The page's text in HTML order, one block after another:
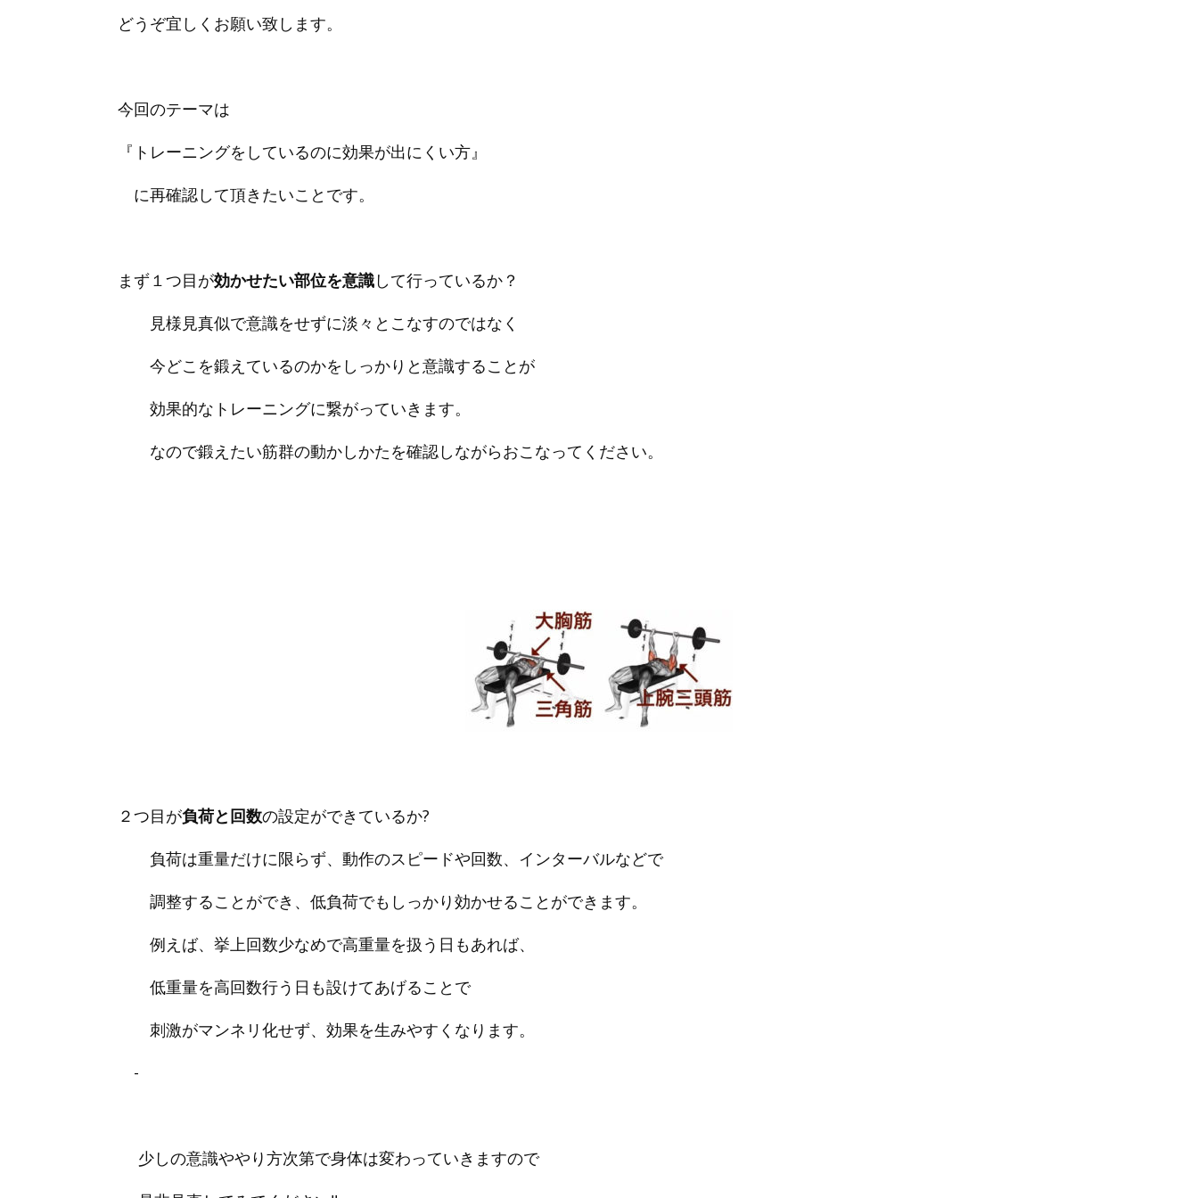
どうぞ宜しくお願い致します。
今回のテーマは
『トレーニングをしているのに効果が出にくい方』
に再確認して頂きたいことです。
まず１つ目が効かせたい部位を意識して行っているか？
見様見真似で意識をせずに淡々とこなすのではなく
今どこを鍛えているのかをしっかりと意識することが
効果的なトレーニングに繋がっていきます。
なので鍛えたい筋群の動かしかたを確認しながらおこなってください。
２つ目が負荷と回数の設定ができているか?
負荷は重量だけに限らず、動作のスピードや回数、インターバルなどで
調整することができ、低負荷でもしっかり効かせることができます。
例えば、挙上回数少なめで高重量を扱う日もあれば、
低重量を高回数行う日も設けてあげることで
刺激がマンネリ化せず、効果を生みやすくなります。
-
少しの意識ややり方次第で身体は変わっていきますので